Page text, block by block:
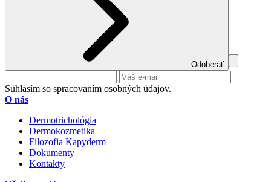
Odoberať
Súhlasím so spracovaním osobných údajov.
O nás
Dermotrichológia
Dermokozmetika
Filozofia Kapyderm
Dokumenty
Kontakty